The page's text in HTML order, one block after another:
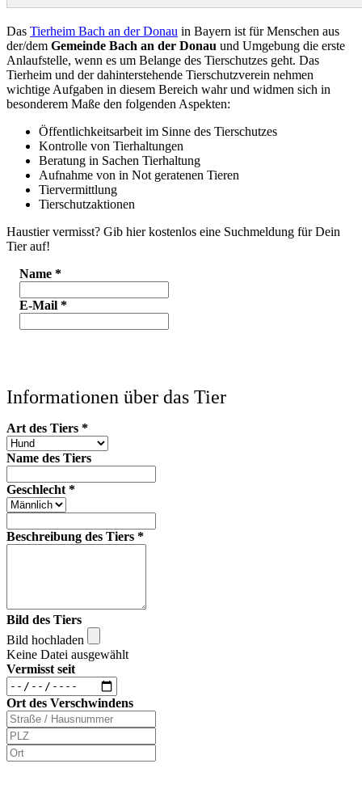
Das Tierheim Bach an der Donau in Bayern ist für Menschen aus
der/dem Gemeinde Bach an der Donau und Umgebung die erste
Anlaufstelle, wenn es um Belange des Tierschutzes geht. Das
Tierheim und der dahinterstehende Tierschutzverein nehmen
wichtige Aufgaben in diesem Bereich wahr und widmen sich in
besonderem Maße den folgenden Aspekten:
Öffentlichkeitsarbeit im Sinne des Tierschutzes
Kontrolle von Tierhaltungen
Beratung in Sachen Tierhaltung
Aufnahme von in Not geratenen Tieren
Tiervermittlung
Tierschutzaktionen
Haustier vermisst? Gib hier kostenlos eine Suchmeldung für Dein
Tier auf!
Name *
E-Mail *
Informationen über das Tier
Art des Tiers *
Name des Tiers
Geschlecht *
Beschreibung des Tiers *
Bild des Tiers
Bild hochladen
Keine Datei ausgewählt
Vermisst seit
Ort des Verschwindens